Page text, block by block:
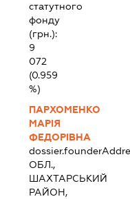
статутного
фонду
(грн.):
9
072
(0.959
%)
ПАРХОМЕНКО
МАРІЯ
ФЕДОРІВНА
ОБЛ.,
ШАХТАРСЬКИЙ
РАЙОН,